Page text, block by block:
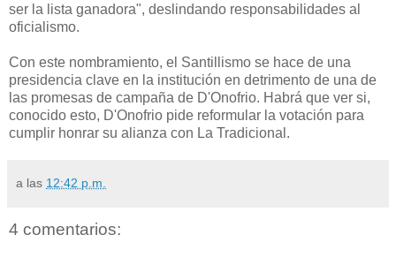
ser la lista ganadora", deslindando responsabilidades al
oficialismo.
Con este nombramiento, el Santillismo se hace de una
presidencia clave en la institución en detrimento de una de
las promesas de campaña de D'Onofrio. Habrá que ver si,
conocido esto, D'Onofrio pide reformular la votación para
cumplir honrar su alianza con La Tradicional.
a las 12:42 p.m.
4 comentarios: